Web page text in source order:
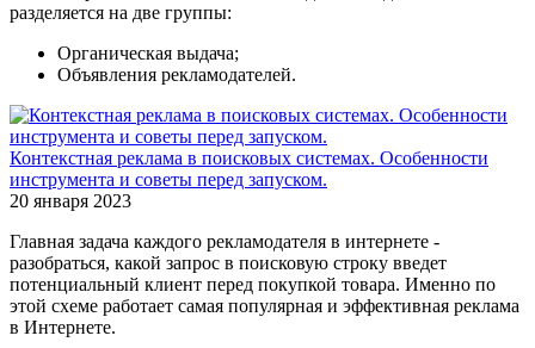
разделяется на две группы:
Органическая выдача;
Объявления рекламодателей.
Контекстная реклама в поисковых системах. Особенности
инструмента и советы перед запуском.
20 января 2023
Главная задача каждого рекламодателя в интернете -
разобраться, какой запрос в поисковую строку введет
потенциальный клиент перед покупкой товара. Именно по
этой схеме работает самая популярная и эффективная реклама
в Интернете.